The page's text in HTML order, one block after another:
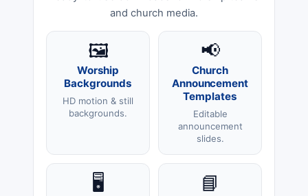
and church media.
🖼️
Worship
Backgrounds
HD motion & still
backgrounds.
📢
Church
Announcement
Templates
Editable
announcement
slides.
🖥️ 📘